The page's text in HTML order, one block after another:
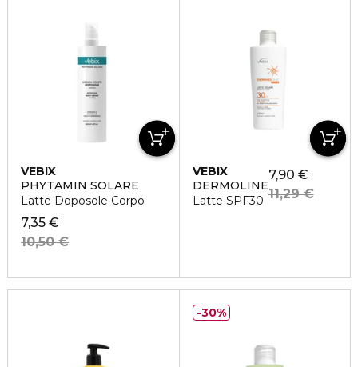
VEBIX
PHYTAMIN SOLARE
Latte Doposole Corpo
7,35 €
10,50 €
VEBIX
DERMOLINE
Latte SPF30
7,90 €
11,29 €
30%